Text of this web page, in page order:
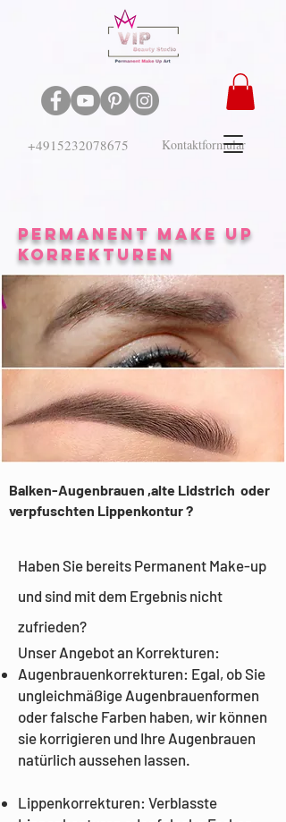
+4915232078675 Kontaktformular
Permanent Make Up
KORREKTUREN
Balken-Augenbrauen ,alte Lidstrich oder
verpfuschten Lippenkontur ?
Haben Sie bereits Permanent Make-up
und sind mit dem Ergebnis nicht
zufrieden?
Unser Angebot an Korrekturen:
Augenbrauenkorrekturen: Egal, ob Sie
ungleichmäßige Augenbrauenformen
oder falsche Farben haben, wir können
sie korrigieren und Ihre Augenbrauen
natürlich aussehen lassen.
Lippenkorrekturen: Verblasste